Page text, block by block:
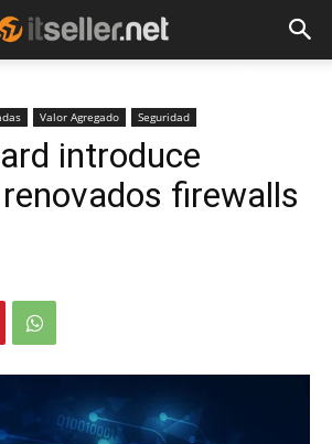
Valor Agregado Seguridad
introduce
firewalls